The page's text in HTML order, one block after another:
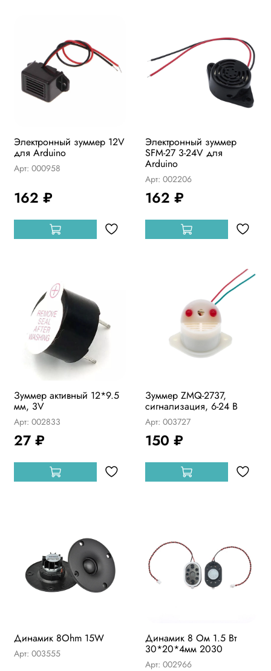
Электронный зуммер 12V
для Arduino
Арт: 000958
162 ₽
Электронный зуммер
SFM-27 3-24V для
Arduino
Арт: 002206
162 ₽
Зуммер активный 12*9.5
мм, 3V
Арт: 002833
27 ₽
Зуммер ZMQ-2737,
сигнализация, 6-24 В
Арт: 003727
150 ₽
Динамик 8Ohm 15W
Арт: 003555
Динамик 8 Ом 1.5 Вт
30*20*4мм 2030
Арт: 002966